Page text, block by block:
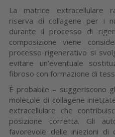
La matrice extracellulare
riserva di collagene per i
durante il processo di
composizione viene
processo rigenerativo si
evitare un’eventuale
fibroso con formazione di
È probabile – suggeriscono
molecole di collagene
extracellulare che
posizione corretta. Gli
favorevole delle iniezioni di